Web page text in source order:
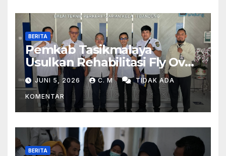
BERITA
Pemkab Tasikmalaya
Usulkan Rehabilitasi Fly Over
Dan Penambahan Layanan
Kereta Api Di Rajapolah
JUNI 5, 2026 C. M TIDAK ADA
KOMENTAR
BERITA